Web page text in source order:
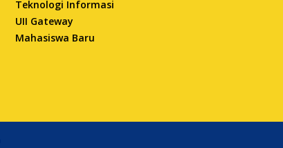
Teknologi Informasi
UII Gateway
Mahasiswa Baru